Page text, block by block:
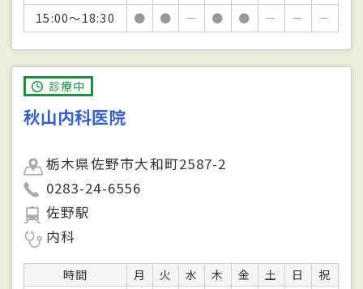
15:00～18:30
● ● － ● ● － － －
診療中
秋山内科医院
栃木県佐野市大和町2587-2
0283-24-6556
佐野駅
内科
時間 月 火 水 木 金 土 日 祝